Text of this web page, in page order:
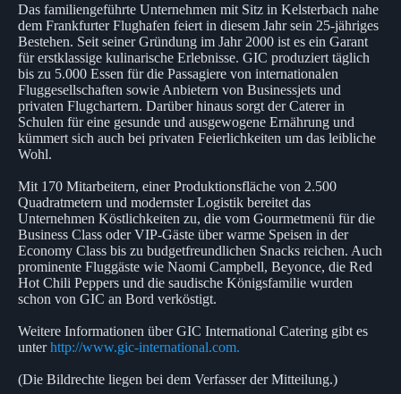
Das familiengeführte Unternehmen mit Sitz in Kelsterbach nahe
dem Frankfurter Flughafen feiert in diesem Jahr sein 25-jähriges
Bestehen. Seit seiner Gründung im Jahr 2000 ist es ein Garant
für erstklassige kulinarische Erlebnisse. GIC produziert täglich
bis zu 5.000 Essen für die Passagiere von internationalen
Fluggesellschaften sowie Anbietern von Businessjets und
privaten Flugchartern. Darüber hinaus sorgt der Caterer in
Schulen für eine gesunde und ausgewogene Ernährung und
kümmert sich auch bei privaten Feierlichkeiten um das leibliche
Wohl.
Mit 170 Mitarbeitern, einer Produktionsfläche von 2.500
Quadratmetern und modernster Logistik bereitet das
Unternehmen Köstlichkeiten zu, die vom Gourmetmenü für die
Business Class oder VIP-Gäste über warme Speisen in der
Economy Class bis zu budgetfreundlichen Snacks reichen. Auch
prominente Fluggäste wie Naomi Campbell, Beyonce, die Red
Hot Chili Peppers und die saudische Königsfamilie wurden
schon von GIC an Bord verköstigt.
Weitere Informationen über GIC International Catering gibt es
unterhttp://www.gic-international.com.
(Die Bildrechte liegen bei dem Verfasser der Mitteilung.)